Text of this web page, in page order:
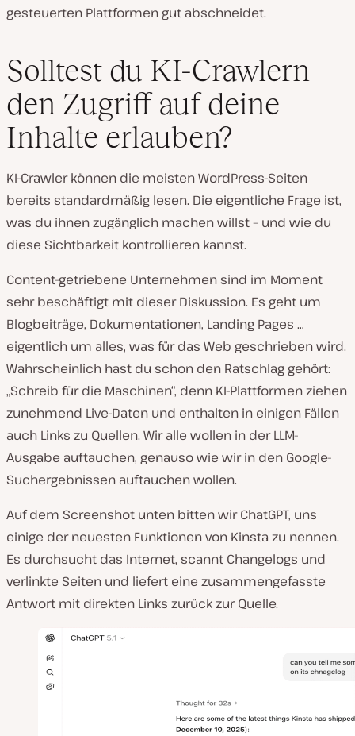
gesteuerten Plattformen gut abschneidet.
Solltest du KI-Crawlern
den Zugriff auf deine
Inhalte erlauben?
KI-Crawler können die meisten WordPress-Seiten
bereits standardmäßig lesen. Die eigentliche Frage ist,
was du ihnen zugänglich machen willst – und wie du
diese Sichtbarkeit kontrollieren kannst.
Content-getriebene Unternehmen sind im Moment
sehr beschäftigt mit dieser Diskussion. Es geht um
Blogbeiträge, Dokumentationen, Landing Pages …
eigentlich um alles, was für das Web geschrieben wird.
Wahrscheinlich hast du schon den Ratschlag gehört:
„Schreib für die Maschinen“, denn KI-Plattformen ziehen
zunehmend Live-Daten und enthalten in einigen Fällen
auch Links zu Quellen. Wir alle wollen in der LLM-
Ausgabe auftauchen, genauso wie wir in den Google-
Suchergebnissen auftauchen wollen.
Auf dem Screenshot unten bitten wir ChatGPT, uns
einige der neuesten Funktionen von Kinsta zu nennen.
Es durchsucht das Internet, scannt Changelogs und
verlinkte Seiten und liefert eine zusammengefasste
Antwort mit direkten Links zurück zur Quelle.